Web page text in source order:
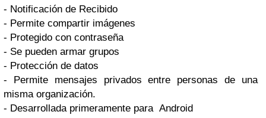
- Notificación de Recibido
- Permite compartir imágenes
- Protegido con contraseña
- Se pueden armar grupos
- Protección de datos
- Permite mensajes privados entre personas de una
misma organización.
- Desarrollada primeramente para Android